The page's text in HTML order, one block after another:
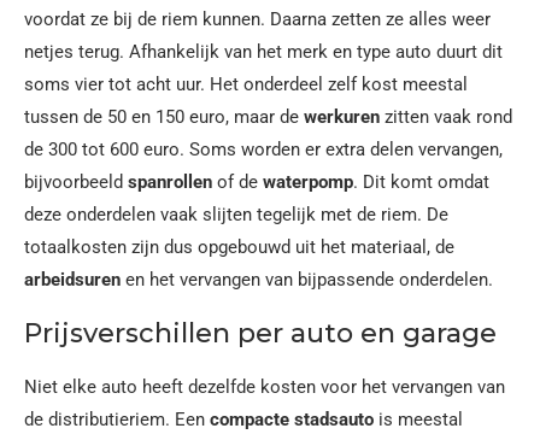
voordat ze bij de riem kunnen. Daarna zetten ze alles weer
netjes terug. Afhankelijk van het merk en type auto duurt dit
soms vier tot acht uur. Het onderdeel zelf kost meestal
tussen de 50 en 150 euro, maar de werkuren zitten vaak rond
de 300 tot 600 euro. Soms worden er extra delen vervangen,
bijvoorbeeld spanrollen of de waterpomp. Dit komt omdat
deze onderdelen vaak slijten tegelijk met de riem. De
totaalkosten zijn dus opgebouwd uit het materiaal, de
arbeidsuren en het vervangen van bijpassende onderdelen.
Prijsverschillen per auto en garage
Niet elke auto heeft dezelfde kosten voor het vervangen van
de distributieriem. Een compacte stadsauto is meestal